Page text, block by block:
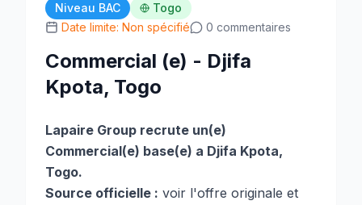
Niveau BAC
Togo
Date limite: Non spécifié
0 commentaires
Commercial (e) - Djifa
Kpota, Togo
Lapaire Group recrute un(e)
Commercial(e) base(e) a Djifa Kpota,
Togo.
Source officielle : voir l'offre originale et